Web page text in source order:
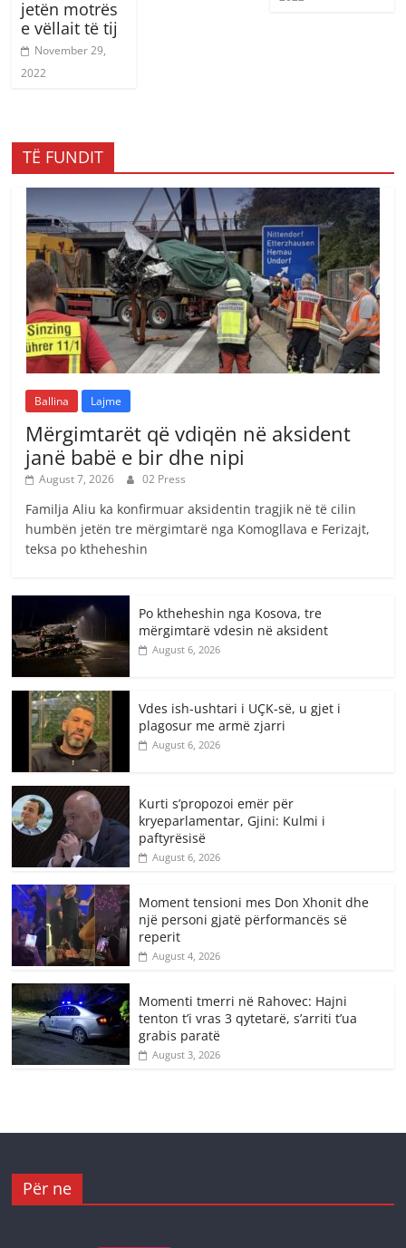
jetën motrës
e vëllait të tij
November 29,
2022
TË FUNDIT
Ballina Lajme
Mërgimtarët që vdiqën në aksident
janë babë e bir dhe nipi
August 7, 2026 02 Press
Familja Aliu ka konfirmuar aksidentin tragjik në të cilin
humbën jetën tre mërgimtarë nga Komogllava e Ferizajt,
teksa po ktheheshin
Po ktheheshin nga Kosova, tre
mërgimtarë vdesin në aksident
August 6, 2026
Vdes ish-ushtari i UÇK-së, u gjet i
plagosur me armë zjarri
August 6, 2026
Kurti s’propozoi emër për
kryeparlamentar, Gjini: Kulmi i
paftyrësisë
August 6, 2026
Moment tensioni mes Don Xhonit dhe
një personi gjatë përformancës së
reperit
August 4, 2026
Momenti tmerri në Rahovec: Hajni
tenton t’i vras 3 qytetarë, s’arriti t’ua
grabis paratë
August 3, 2026
Për ne